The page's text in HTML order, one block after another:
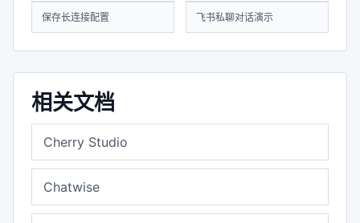
保存长连接配置 飞书私聊对话演示
相关文档
Cherry Studio
Chatwise